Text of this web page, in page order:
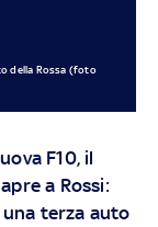
della Rossa (foto
F10, il
a Rossi:
terza auto